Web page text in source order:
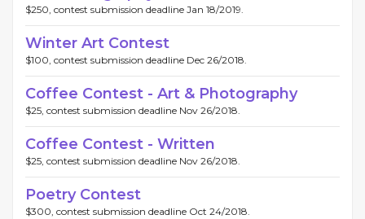
$250, contest submission deadline Jan 18/2019.
Winter Art Contest
$100, contest submission deadline Dec 26/2018.
Coffee Contest - Art & Photography
$25, contest submission deadline Nov 26/2018.
Coffee Contest - Written
$25, contest submission deadline Nov 26/2018.
Poetry Contest
$300, contest submission deadline Oct 24/2018.